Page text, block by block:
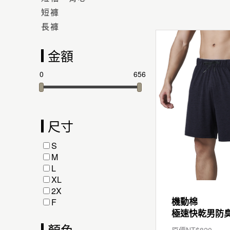
短褲
長褲
金額
0 656
尺寸
S
M
L
XL
2X
F
機動棉
極速快乾男防